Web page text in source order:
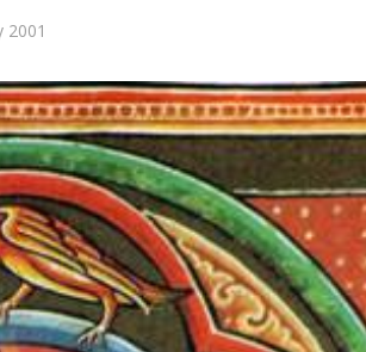
2001